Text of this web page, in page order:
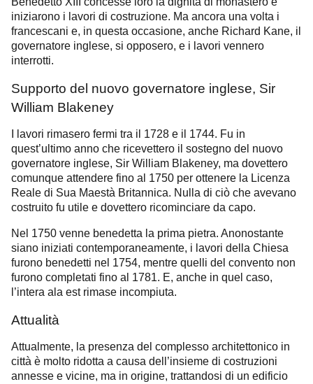
iniziarono i lavori di costruzione. Ma ancora una volta i
francescani e, in questa occasione, anche Richard Kane, il
governatore inglese, si opposero, e i lavori vennero
interrotti.
Supporto del nuovo governatore inglese, Sir
William Blakeney
I lavori rimasero fermi tra il 1728 e il 1744. Fu in
quest’ultimo anno che ricevettero il sostegno del nuovo
governatore inglese, Sir William Blakeney, ma dovettero
comunque attendere fino al 1750 per ottenere la Licenza
Reale di Sua Maestà Britannica. Nulla di ciò che avevano
costruito fu utile e dovettero ricominciare da capo.
Nel 1750 venne benedetta la prima pietra. Anonostante
siano iniziati contemporaneamente, i lavori della Chiesa
furono benedetti nel 1754, mentre quelli del convento non
furono completati fino al 1781. E, anche in quel caso,
l’intera ala est rimase incompiuta.
Attualità
Attualmente, la presenza del complesso architettonico in
città è molto ridotta a causa dell’insieme di costruzioni
annesse e vicine, ma in origine, trattandosi di un edificio